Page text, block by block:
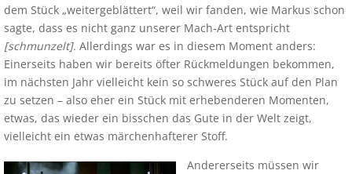
dem Stück „weitergeblättert“, weil wir fanden, wie Markus schon
sagte, dass es nicht ganz unserer Mach-Art entspricht
[schmunzelt]. Allerdings war es in diesem Moment anders:
Einerseits haben wir bereits öfter Rückmeldungen bekommen,
im nächsten Jahr vielleicht kein so schweres Stück auf den Plan
zu setzen – also eher ein Stück mit erhebenderen Momenten,
etwas, das wieder ein bisschen das Gute in der Welt zeigt,
vielleicht ein etwas märchenhafterer Stoff.
Andererseits müssen wir